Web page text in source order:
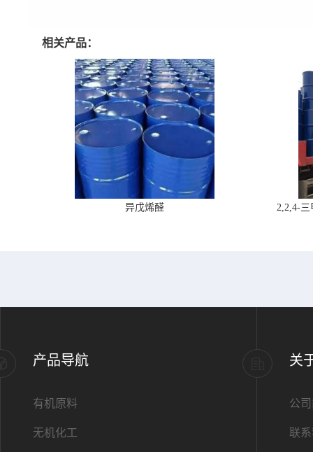
相关产品：
异戊烯醛 2,2,4-
产品导航
有机原料
无机化工
关
公
联